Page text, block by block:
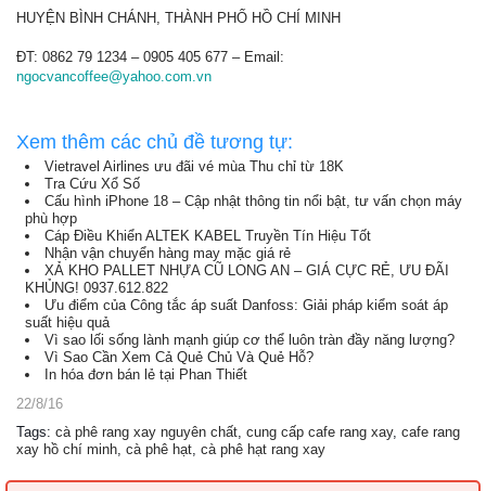
HUYỆN BÌNH CHÁNH, THÀNH PHỐ HỒ CHÍ MINH
ĐT: 0862 79 1234 – 0905 405 677 – Email:
ngocvancoffee@yahoo.com.vn
Xem thêm các chủ đề tương tự:
Vietravel Airlines ưu đãi vé mùa Thu chỉ từ 18K
Tra Cứu Xổ Số
Cấu hình iPhone 18 – Cập nhật thông tin nổi bật, tư vấn chọn máy
phù hợp
Cáp Điều Khiển ALTEK KABEL Truyền Tín Hiệu Tốt
Nhận vận chuyển hàng may mặc giá rẻ
XẢ KHO PALLET NHỰA CŨ LONG AN – GIÁ CỰC RẺ, ƯU ĐÃI
KHỦNG! 0937.612.822
Ưu điểm của Công tắc áp suất Danfoss: Giải pháp kiểm soát áp
suất hiệu quả
Vì sao lối sống lành mạnh giúp cơ thể luôn tràn đầy năng lượng?
Vì Sao Cần Xem Cả Quẻ Chủ Và Quẻ Hỗ?
In hóa đơn bán lẻ tại Phan Thiết
22/8/16
Tags: cà phê rang xay nguyên chất, cung cấp cafe rang xay, cafe rang
xay hồ chí minh, cà phê hạt, cà phê hạt rang xay